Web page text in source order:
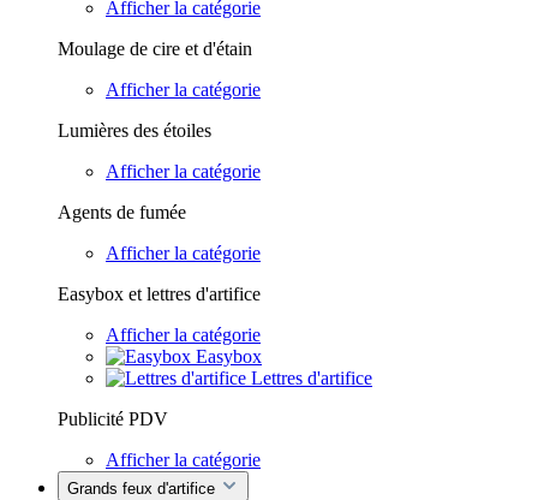
Afficher la catégorie
Moulage de cire et d'étain
Afficher la catégorie
Lumières des étoiles
Afficher la catégorie
Agents de fumée
Afficher la catégorie
Easybox et lettres d'artifice
Afficher la catégorie
Easybox
Lettres d'artifice
Publicité PDV
Afficher la catégorie
Grands feux d'artifice